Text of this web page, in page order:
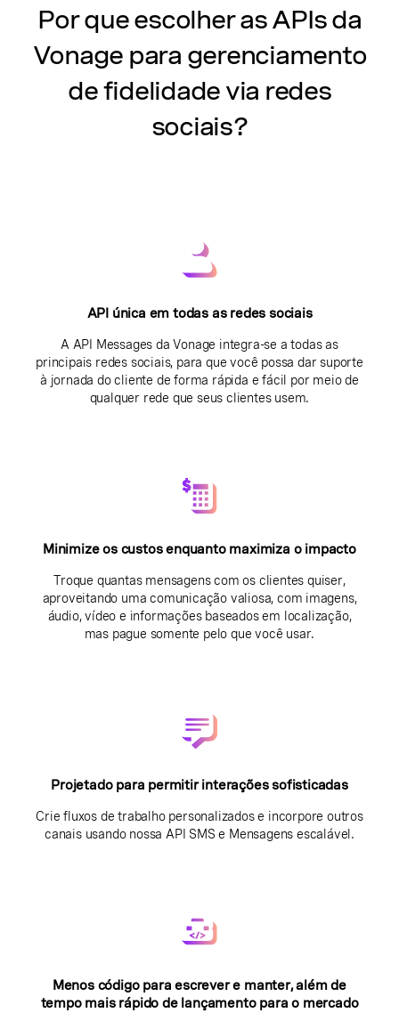
Por que escolher as APIs da
Vonage para gerenciamento
de fidelidade via redes
sociais?
API única em todas as redes sociais
A API Messages da Vonage integra-se a todas as
principais redes sociais, para que você possa dar suporte
à jornada do cliente de forma rápida e fácil por meio de
qualquer rede que seus clientes usem.
Minimize os custos enquanto maximiza o impacto
Troque quantas mensagens com os clientes quiser,
aproveitando uma comunicação valiosa, com imagens,
áudio, vídeo e informações baseados em localização,
mas pague somente pelo que você usar.
Projetado para permitir interações sofisticadas
Crie fluxos de trabalho personalizados e incorpore outros
canais usando nossa API SMS e Mensagens escalável.
Menos código para escrever e manter, além de
tempo mais rápido de lançamento para o mercado